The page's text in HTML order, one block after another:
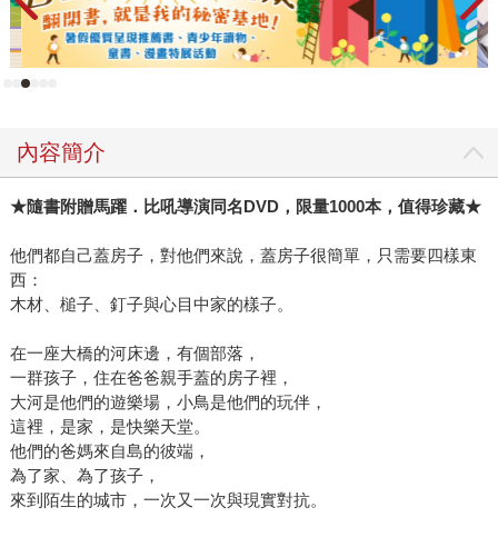
撰寫多篇深入淺出的文章，說說她讀這些書的感受。何其有
幸，身為責任編輯，總能在第一時間享受閱讀佳慧老師的文
字。 特別想要分享，佳慧老師替這些推薦文下的標題總是能
要傳達、或隱喻其中的重要訊息。「拆下圍牆將照見偉大的
燦爛」，體現了包容多元、接納他人的人道精神；「如果我
們珍視家園的溫暖，更要凝視他人的痛苦」，將我們帶入故
活得更坦然；「內在的仁慈善意，是最關鍵的力量」，讓我
們明白改變的關鍵並不需要費力外求，而是人人內在即有。
長期以來關心的「兒童遭受性侵」問題。從文字撰寫、尋找
插畫家、諮詢專業機構第一線工作者意見、線稿呈現方式、
圖文整合後再度諮詢專業意見、版面調整與溝通、應用指導
手冊邀稿、出版後如何推廣這本書到相關單位與教育界，每
一個環節、每一次信件的往來溝通，佳慧老師始終仔細且周
全的說明她所有考量，也給予繪者潔?、思寧極大的自由度與
內容簡介
★隨書附贈馬躍．比吼導演同名DVD，限量1000本，值得珍藏★
他們都自己蓋房子，對他們來說，蓋房子很簡單，只需要四樣東
西：
木材、槌子、釘子與心目中家的樣子。
在一座大橋的河床邊，有個部落，
一群孩子，住在爸爸親手蓋的房子裡，
大河是他們的遊樂場，小鳥是他們的玩伴，
這裡，是家，是快樂天堂。
他們的爸媽來自島的彼端，
為了家、為了孩子，
來到陌生的城市，一次又一次與現實對抗。